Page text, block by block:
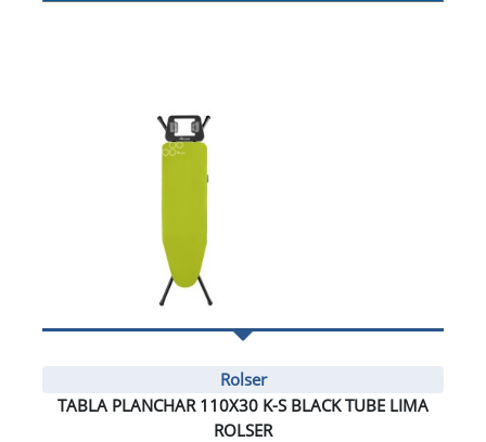
Rolser
TABLA PLANCHAR 110X30 K-S BLACK TUBE LIMA
ROLSER